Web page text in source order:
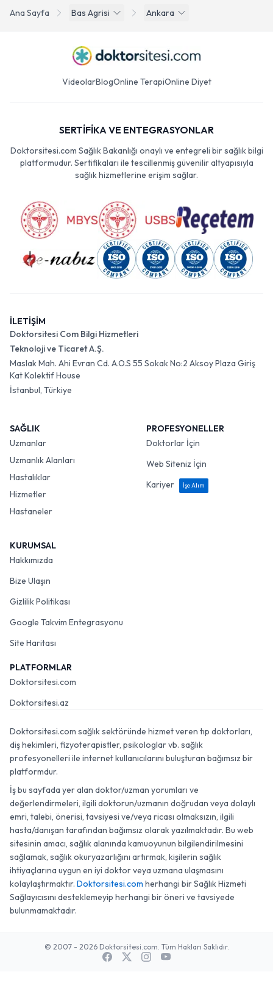
Ana Sayfa Bas Agrisi Ankara
VideolarBlogOnline TerapiOnline Diyet
SERTİFİKA VE ENTEGRASYONLAR
Doktorsitesi.com Sağlık Bakanlığı onaylı ve entegreli bir sağlık bilgi
platformudur. Sertifikaları ile tescillenmiş güvenilir altyapısıyla
sağlık hizmetlerine erişim sağlar.
İLETİŞİM
Doktorsitesi Com Bilgi Hizmetleri
Teknoloji ve Ticaret A.Ş.
Maslak Mah. Ahi Evran Cd. A.O.S 55 Sokak No:2 Aksoy Plaza Giriş
Kat Kolektif House
İstanbul, Türkiye
SAĞLIK
Uzmanlar
Uzmanlık Alanları
Hastalıklar
Hizmetler
Hastaneler
PROFESYONELLER
Doktorlar İçin
Web Siteniz İçin
Kariyer
İşe Alım
KURUMSAL
Hakkımızda
Bize Ulaşın
Gizlilik Politikası
Google Takvim Entegrasyonu
Site Haritası
PLATFORMLAR
Doktorsitesi.com
Doktorsitesi.az
Doktorsitesi.com sağlık sektöründe hizmet veren tıp doktorları,
diş hekimleri, fizyoterapistler, psikologlar vb. sağlık
profesyonelleri ile internet kullanıcılarını buluşturan bağımsız bir
platformdur.
İş bu sayfada yer alan doktor/uzman yorumları ve
değerlendirmeleri, ilgili doktorun/uzmanın doğrudan veya dolaylı
emri, talebi, önerisi, tavsiyesi ve/veya ricası olmaksızın, ilgili
hasta/danışan tarafından bağımsız olarak yazılmaktadır. Bu web
sitesinin amacı, sağlık alanında kamuoyunun bilgilendirilmesini
sağlamak, sağlık okuryazarlığını artırmak, kişilerin sağlık
ihtiyaçlarına uygun en iyi doktor veya uzmana ulaşmasını
kolaylaştırmaktır. Doktorsitesi.com herhangi bir Sağlık Hizmeti
Sağlayıcısını desteklemeyip herhangi bir öneri ve tavsiyede
bulunmamaktadır.
© 2007 - 2026 Doktorsitesi.com. Tüm Hakları Saklıdır.